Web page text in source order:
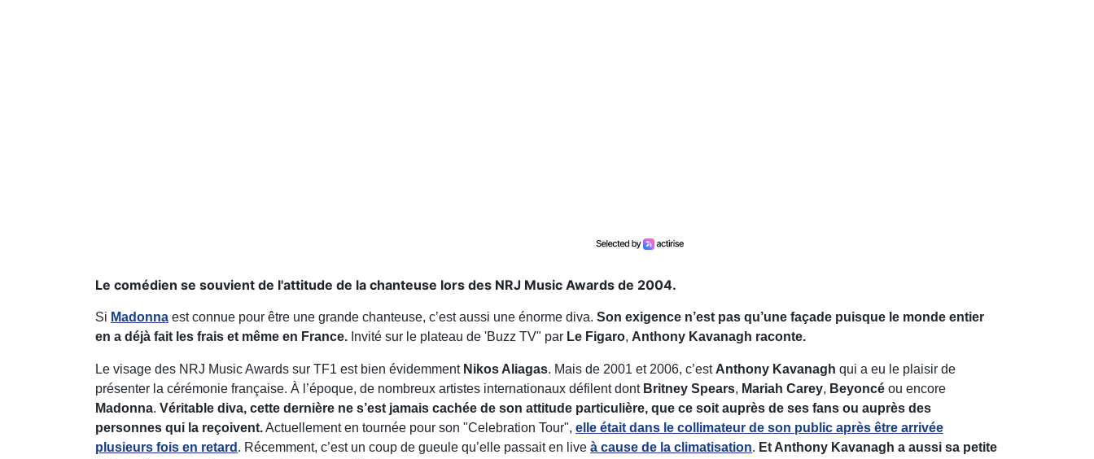
Le comédien se souvient de l'attitude de la chanteuse lors des NRJ Music Awards de 2004.
Si Madonna est connue pour être une grande chanteuse, c’est aussi une énorme diva. Son exigence n’est pas qu’une façade puisque le monde entier
en a déjà fait les frais et même en France. Invité sur le plateau de 'Buzz TV" par Le Figaro, Anthony Kavanagh raconte.
Le visage des NRJ Music Awards sur TF1 est bien évidemment Nikos Aliagas. Mais de 2001 et 2006, c’est Anthony Kavanagh qui a eu le plaisir de
présenter la cérémonie française. À l’époque, de nombreux artistes internationaux défilent dont Britney Spears, Mariah Carey, Beyoncé ou encore
Madonna. Véritable diva, cette dernière ne s’est jamais cachée de son attitude particulière, que ce soit auprès de ses fans ou auprès des
personnes qui la reçoivent.Actuellement en tournée pour son "Celebration Tour", elle était dans le collimateur de son public après être arrivée
plusieurs fois en retard . Récemment, c’est un coup de gueule qu’elle passait en live à cause de la climatisation. Et Anthony Kavanagh a aussi sa petite